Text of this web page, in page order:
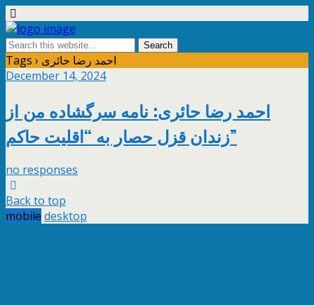
Tags › احمد رضا حائری
December 14, 2024
احمد رضا حائری: نامه سرگشاده من از
زندان قزل حصار به “اقلیت حاکم”
no responses
Back to top
mobile desktop